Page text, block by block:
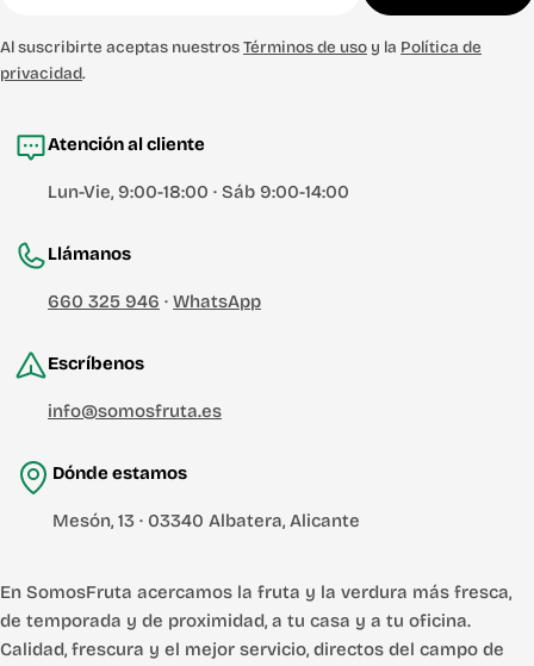
Al suscribirte aceptas nuestrosTérminos de uso y la Política de
privacidad.
Atención al cliente
Lun-Vie, 9:00-18:00 · Sáb 9:00-14:00
Llámanos
660 325 946 · WhatsApp
Escríbenos
info@somosfruta.es
Dónde estamos
Mesón, 13 · 03340 Albatera, Alicante
En SomosFruta acercamos la fruta y la verdura más fresca,
de temporada y de proximidad, a tu casa y a tu oficina.
Calidad, frescura y el mejor servicio, directos del campo de